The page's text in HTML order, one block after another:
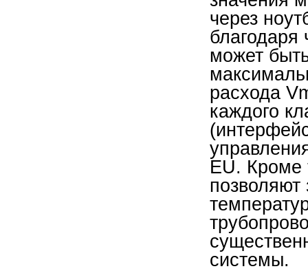
через
может
расхода
каждого
EU. Кроме
позволяют
системы.